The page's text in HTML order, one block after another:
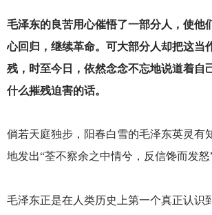
毛泽东的良苦用心催悟了一部分人，使他
心回归，继续革命。可大部分人却把这当
残，时至今日，依然念念不忘地说道着自
什么摧残迫害的话。
倘若天庭独步，阳春白雪的毛泽东英灵有
地发出“荃不察余之中情兮，反信馋而发怒
毛泽东正是在人类历史上第一个真正认识